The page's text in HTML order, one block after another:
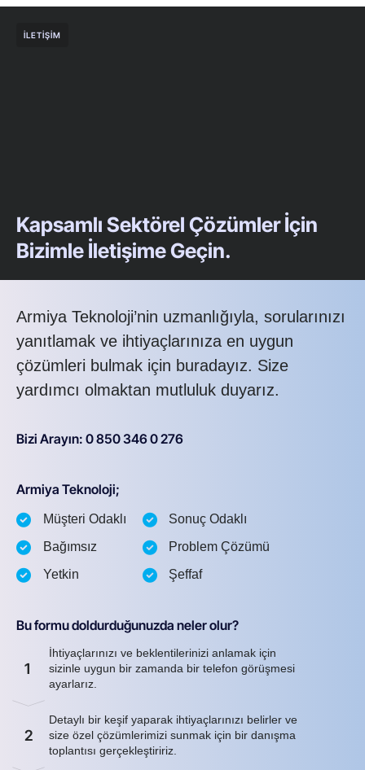
İLETIŞIM
Kapsamlı Sektörel Çözümler İçin
Bizimle İletişime Geçin.
Armiya Teknoloji’nin uzmanlığıyla, sorularınızı
yanıtlamak ve ihtiyaçlarınıza en uygun
çözümleri bulmak için buradayız. Size
yardımcı olmaktan mutluluk duyarız.
Bizi Arayın: 0 850 346 0 276
Armiya Teknoloji;
Müşteri Odaklı
Bağımsız
Yetkin
Sonuç Odaklı
Problem Çözümü
Şeffaf
Bu formu doldurduğunuzda neler olur?
1
İhtiyaçlarınızı ve beklentilerinizi anlamak için
sizinle uygun bir zamanda bir telefon görüşmesi
ayarlarız.
2
Detaylı bir keşif yaparak ihtiyaçlarınızı belirler ve
size özel çözümlerimizi sunmak için bir danışma
toplantısı gerçekleştiririz.